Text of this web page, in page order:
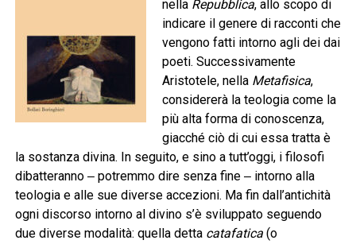
nella Repubblica, allo scopo di
indicare il genere di racconti che
vengono fatti intorno agli dei dai
poeti. Successivamente
Aristotele, nella Metafisica,
considererà la teologia come la
più alta forma di conoscenza,
giacché ciò di cui essa tratta è
la sostanza divina. In seguito, e sino a tutt’oggi, i filosofi
dibatteranno ‒ potremmo dire senza fine ‒ intorno alla
teologia e alle sue diverse accezioni. Ma fin dall’antichità
ogni discorso intorno al divino s’è sviluppato seguendo
due diverse modalità: quella detta catafatica(o